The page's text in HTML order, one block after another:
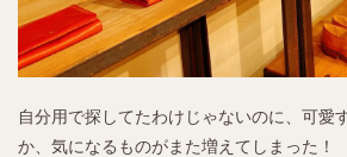
自分用で探してたわけじゃないのに、可愛
か、気になるものがまた増えてしまった！